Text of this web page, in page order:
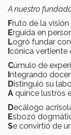
A nuestro
Fruto de la visión
Erguida en
Logró fundar
cónica vertiente
Cúmulo de
ntegrando
Distinguió su
A quince lustros
Decálogo
Esbozó
Se convirtió de